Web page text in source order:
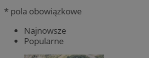
* pola obowiązkowe
Najnowsze
Popularne